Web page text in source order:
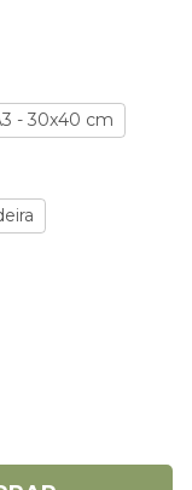
- 30x40 cm